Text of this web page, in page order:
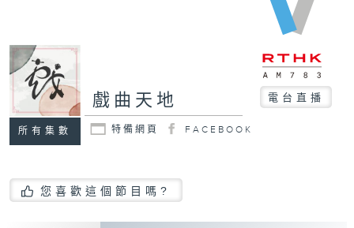
所有集數
戲曲天地 電台直播
特備網頁 FACEBOOK
您喜歡這個節目嗎?